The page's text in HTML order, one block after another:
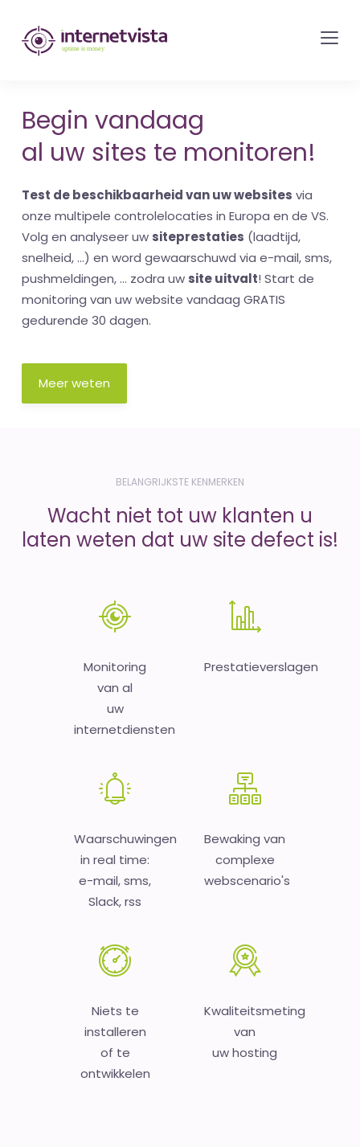
internetvista
monitoring
bewaking
van
websites
internetdiensten
-
Uptime
is
money
Begin vandaag
al uw sites te monitoren!
Test de beschikbaarheid van uw websites via
onze multipele controlelocaties in Europa en de VS.
Volg en analyseer uw siteprestaties (laadtijd,
snelheid, ...) en word gewaarschuwd via e-mail, sms,
pushmeldingen, ... zodra uw site uitvalt! Start de
monitoring van uw website vandaag GRATIS
gedurende 30 dagen.
Meer weten
BELANGRIJKSTE KENMERKEN
Wacht niet tot uw klanten u
laten weten dat uw site defect is!
Monitoring
van al
uw
internetdiensten
Prestatieverslagen
Waarschuwingen
in real time:
e-mail, sms,
Slack, rss
Bewaking van
complexe
webscenario's
Niets te
installeren
of te
ontwikkelen
Kwaliteitsmeting
van
uw hosting